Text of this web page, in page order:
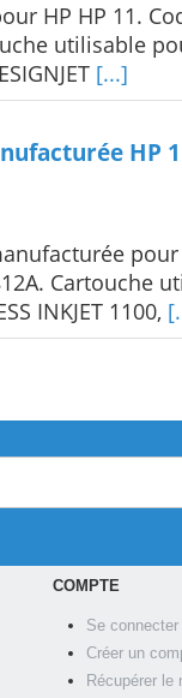
HP HP 11.
utilisable
[...]
HP
pour
Cartouche
INKJET 1100,
COMPTE
Se connecter
Créer un
Récupérer le